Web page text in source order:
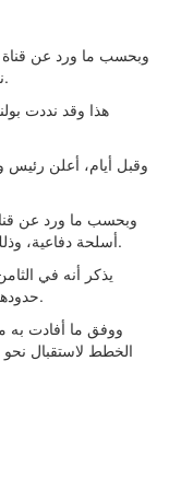
وبحسب ما ورد عن قناة
نحو 115 ألف لاجئ أوكراني إلي أراضيها حتي الآن.
هذا وقد نددت
وقبل أيام، أعلن رئيس
وبحسب ما ورد عن
أسلحة دفاعية، وذلك لمواجهة التهديد الروسي علي الحدود الأوكرانية.
يذكر أنه في
حدودها أمام اللاجئين، في حال قيام روسيا بغزو أوكرانيا.
ووفق ما أفادت به
الخطط لاستقبال نحو